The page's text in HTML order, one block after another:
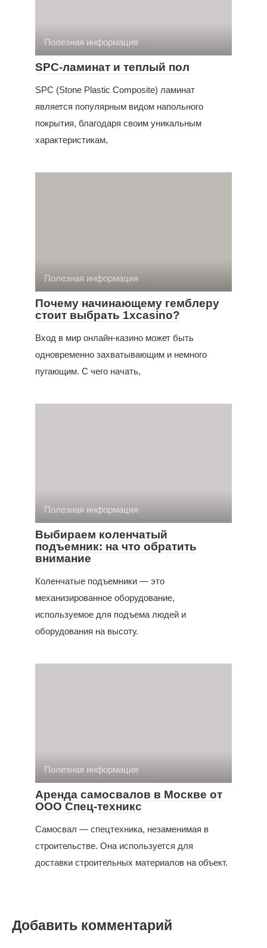
Полезная информация
SPC-ламинат и теплый пол
SPC (Stone Plastic Composite) ламинат
является популярным видом напольного
покрытия, благодаря своим уникальным
характеристикам,
Полезная информация
Почему начинающему гемблеру
стоит выбрать 1xcasino?
Вход в мир онлайн-казино может быть
одновременно захватывающим и немного
пугающим. С чего начать,
Полезная информация
Выбираем коленчатый
подъемник: на что обратить
внимание
Коленчатые подъемники — это
механизированное оборудование,
используемое для подъема людей и
оборудования на высоту.
Полезная информация
Аренда самосвалов в Москве от
ООО Спец-техникс
Самосвал — спецтехника, незаменимая в
строительстве. Она используется для
доставки строительных материалов на объект.
Добавить комментарий